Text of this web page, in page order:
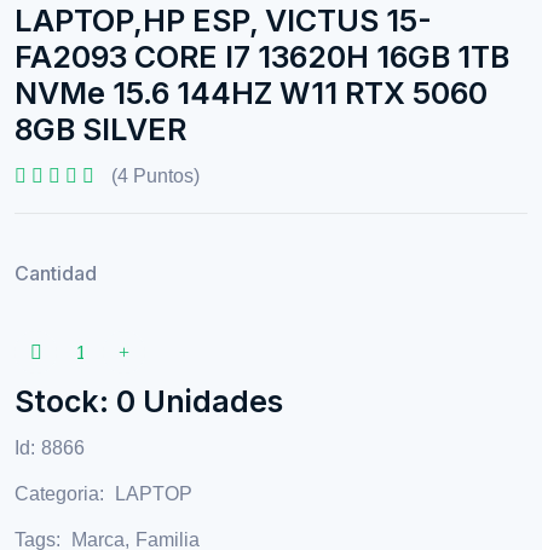
LAPTOP,HP ESP, VICTUS 15-
FA2093 CORE I7 13620H 16GB 1TB
NVMe 15.6 144HZ W11 RTX 5060
8GB SILVER
(4 Puntos)
Cantidad
Stock: 0 Unidades
Id: 8866
Categoria: LAPTOP
Tags: Marca, Familia